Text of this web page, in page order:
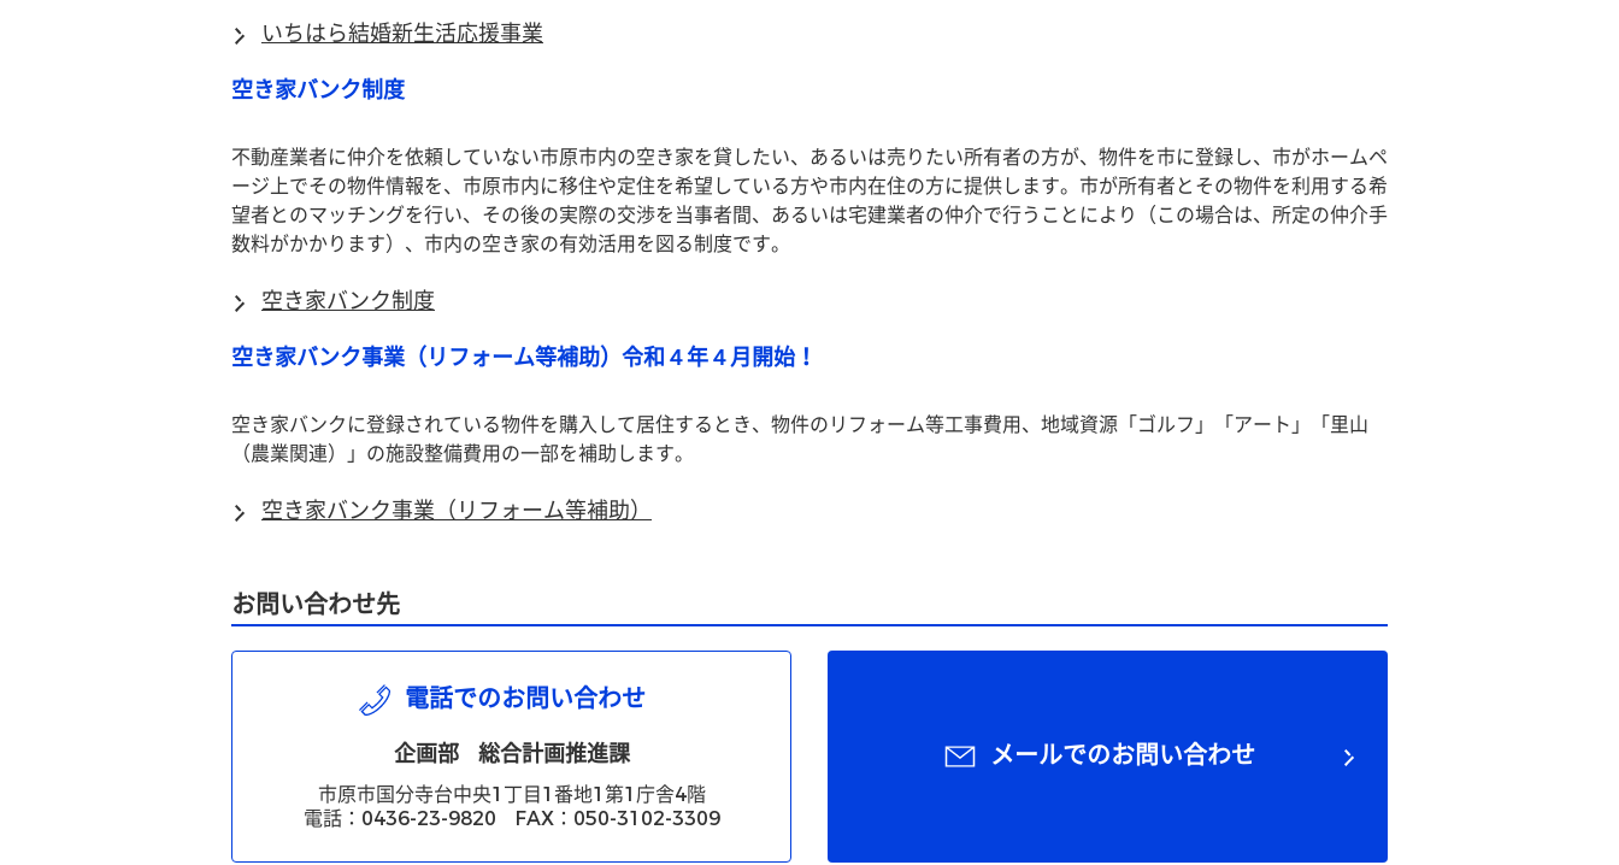
いちはら結婚新生活応援事業
空き家バンク制度
不動産業者に仲介を依頼していない市原市内の空き家を貸したい、あるいは売りたい所有者の方が、物件を市に登録し、市がホームペ
ージ上でその物件情報を、市原市内に移住や定住を希望している方や市内在住の方に提供します。市が所有者とその物件を利用する希
望者とのマッチングを行い、その後の実際の交渉を当事者間、あるいは宅建業者の仲介で行うことにより（この場合は、所定の仲介手
数料がかかります）、市内の空き家の有効活用を図る制度です。
空き家バンク制度
空き家バンク事業（リフォーム等補助）令和４年４月開始！
空き家バンクに登録されている物件を購入して居住するとき、物件のリフォーム等工事費用、地域資源「ゴルフ」「アート」「里山
（農業関連）」の施設整備費用の一部を補助します。
空き家バンク事業（リフォーム等補助）
お問い合わせ先
電話でのお問い合わせ
企画部 総合計画推進課
市原市国分寺台中央1丁目1番地1第1庁舎4階
電話：0436-23-9820 FAX：050-3102-3309
メールでのお問い合わせ